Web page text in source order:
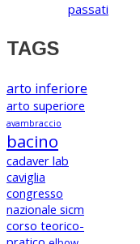
passati
TAGS
arto inferiore
arto superiore
avambraccio
bacino
cadaver lab
caviglia
congresso
nazionale sicm
corso teorico-